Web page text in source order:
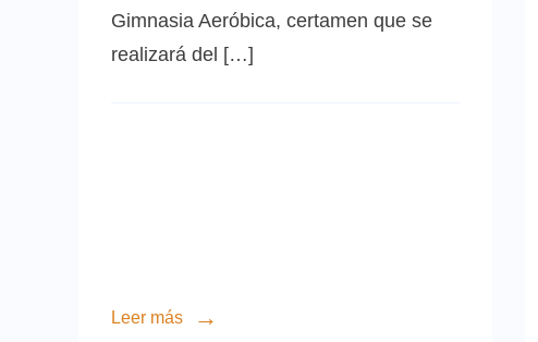
Gimnasia Aeróbica, certamen que se
realizará del […]
Leer más